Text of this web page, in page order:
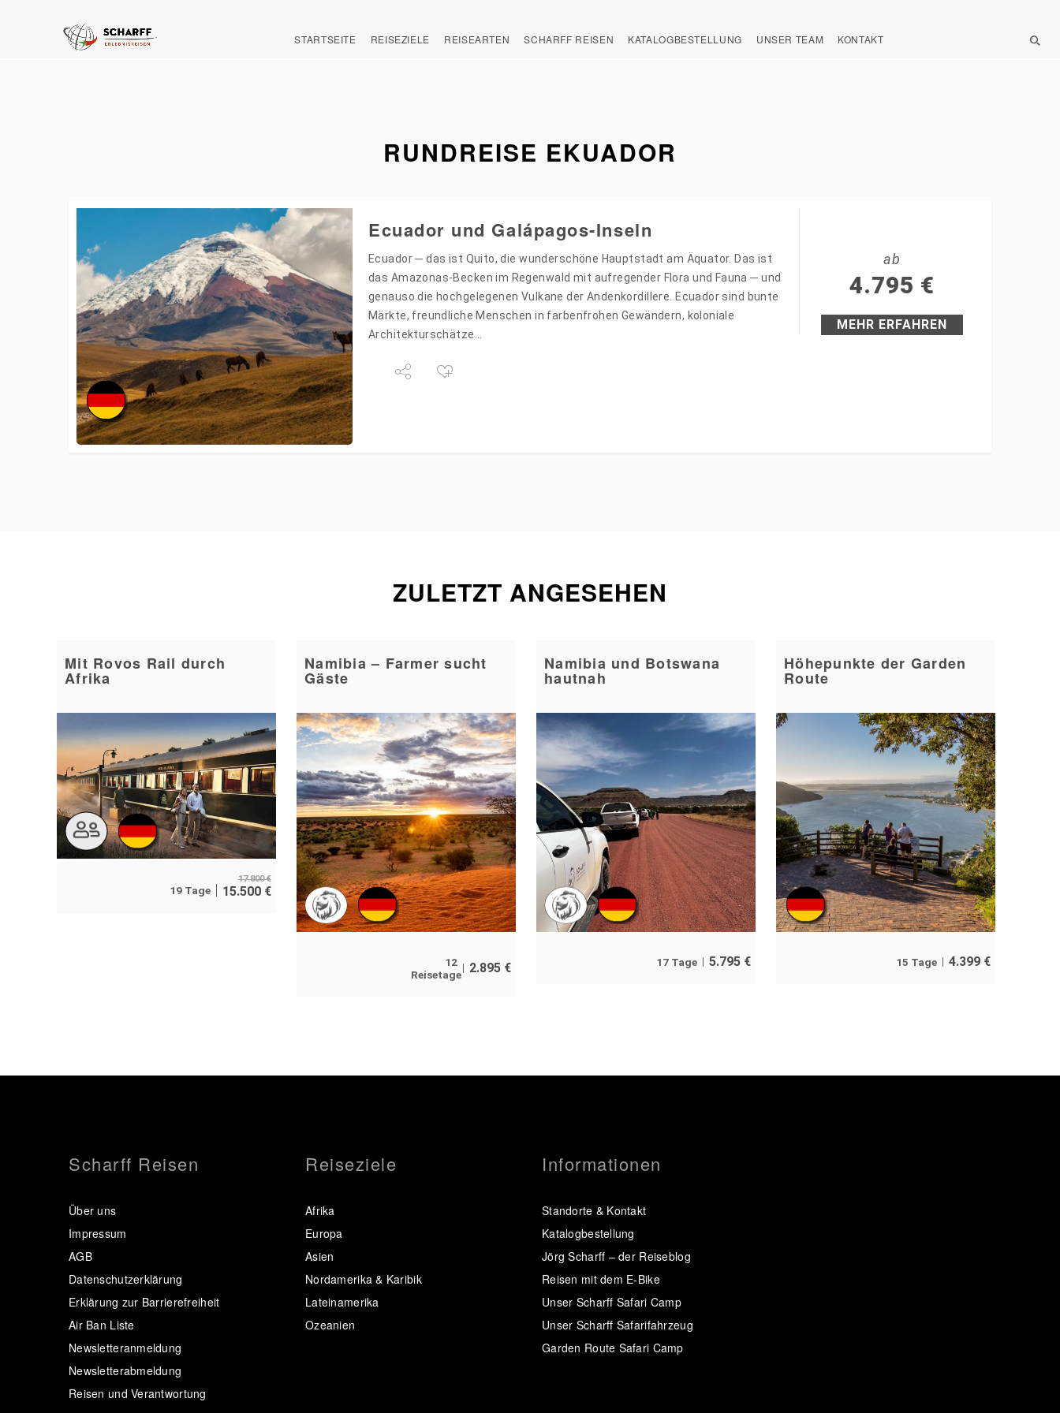
STARTSEITE REISEZIELE REISEARTEN SCHARFF REISEN KATALOGBESTELLUNG UNSER TEAM KONTAKT
RUNDREISE EKUADOR
Ecuador und Galápagos-Inseln
Ecuador ─ das ist Quito, die wunderschöne Hauptstadt am Äquator. Das ist
das Amazonas-Becken im Regenwald mit aufregender Flora und Fauna ─ und
genauso die hochgelegenen Vulkane der Andenkordillere. Ecuador sind bunte
Märkte, freundliche Menschen in farbenfrohen Gewändern, koloniale
Architekturschätze…
ab
4.795 €
MEHR ERFAHREN
ZULETZT ANGESEHEN
Mit Rovos Rail durch
Afrika
19 Tage
17.800 €
15.500 €
Namibia – Farmer sucht
Gäste
12
Reisetage
2.895 €
Namibia und Botswana
hautnah
17 Tage 5.795 €
Höhepunkte der Garden
Route
15 Tage 4.399 €
Scharff Reisen
Über uns
Impressum
AGB
Datenschutzerklärung
Erklärung zur Barrierefreiheit
Air Ban Liste
Newsletteranmeldung
Newsletterabmeldung
Reisen und Verantwortung
Reiseziele
Afrika
Europa
Asien
Nordamerika & Karibik
Lateinamerika
Ozeanien
Informationen
Standorte & Kontakt
Katalogbestellung
Jörg Scharff – der Reiseblog
Reisen mit dem E-Bike
Unser Scharff Safari Camp
Unser Scharff Safarifahrzeug
Garden Route Safari Camp